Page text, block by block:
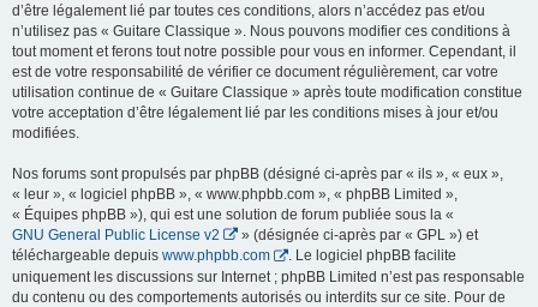
d’être légalement lié par toutes ces conditions, alors n’accédez pas et/ou
n’utilisez pas « Guitare Classique ». Nous pouvons modifier ces conditions à
tout moment et ferons tout notre possible pour vous en informer. Cependant, il
est de votre responsabilité de vérifier ce document régulièrement, car votre
utilisation continue de « Guitare Classique » après toute modification constitue
votre acceptation d’être légalement lié par les conditions mises à jour et/ou
modifiées.
Nos forums sont propulsés par phpBB (désigné ci-après par « ils », « eux »,
« leur », « logiciel phpBB », « www.phpbb.com », « phpBB Limited »,
« Équipes phpBB »), qui est une solution de forum publiée sous la «
GNU General Public License v2
» (désignée ci-après par « GPL ») et
téléchargeable depuis www.phpbb.com
. Le logiciel phpBB facilite
uniquement les discussions sur Internet ; phpBB Limited n’est pas responsable
du contenu ou des comportements autorisés ou interdits sur ce site. Pour de